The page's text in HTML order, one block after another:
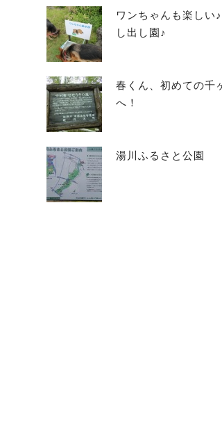
ワンちゃんも楽しい
し出し園♪
春くん、初めての千
へ！
湯川ふるさと公園